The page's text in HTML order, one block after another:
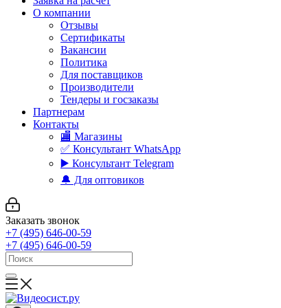
О компании
Отзывы
Сертификаты
Вакансии
Политика
Для поставщиков
Производители
Тендеры и госзаказы
Партнерам
Контакты
🏬 Магазины
✅️ Консультант WhatsApp
▶️ Консультант Telegram
🔔 Для оптовиков
Заказать звонок
+7 (495) 646-00-59
+7 (495) 646-00-59